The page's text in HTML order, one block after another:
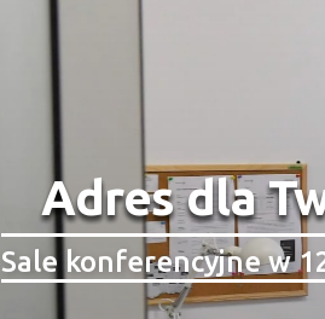
Adres dla
Sale konferencyjne w